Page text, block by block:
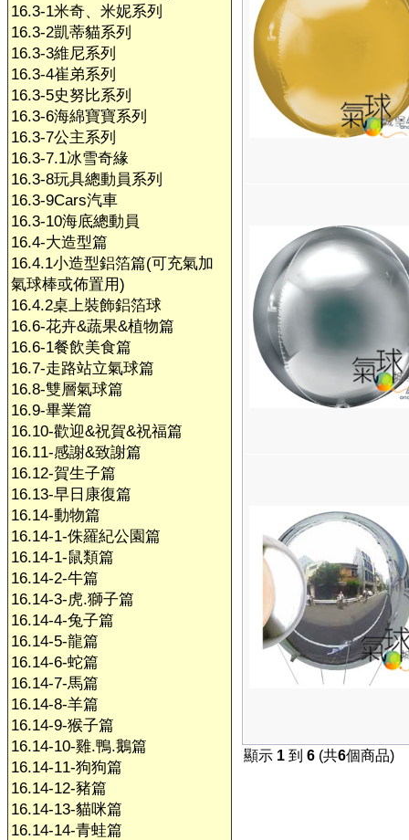
16.3-1米奇、米妮系列
16.3-2凱蒂貓系列
16.3-3維尼系列
16.3-4崔弟系列
16.3-5史努比系列
16.3-6海綿寶寶系列
16.3-7公主系列
16.3-7.1冰雪奇緣
16.3-8玩具總動員系列
16.3-9Cars汽車
16.3-10海底總動員
16.4-大造型篇
16.4.1小造型鋁箔篇(可充氣加
氣球棒或佈置用)
16.4.2桌上裝飾鋁箔球
16.6-花卉&蔬果&植物篇
16.6-1餐飲美食篇
16.7-走路站立氣球篇
16.8-雙層氣球篇
16.9-畢業篇
16.10-歡迎&祝賀&祝福篇
16.11-感謝&致謝篇
16.12-賀生子篇
16.13-早日康復篇
16.14-動物篇
16.14-1-侏羅紀公園篇
16.14-1-鼠類篇
16.14-2-牛篇
16.14-3-虎.獅子篇
16.14-4-兔子篇
16.14-5-龍篇
16.14-6-蛇篇
16.14-7-馬篇
16.14-8-羊篇
16.14-9-猴子篇
16.14-10-雞.鴨.鵝篇
16.14-11-狗狗篇
16.14-12-豬篇
16.14-13-貓咪篇
16.14-14-青蛙篇
顯示 1 到 6 (共6個商品)